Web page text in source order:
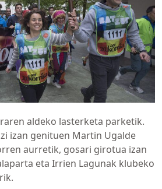
aldeko lasterketa parketik.
izan genituen Martin Ugalde
aurretik, gosari girotua izan
eta Irrien Lagunak klubeko